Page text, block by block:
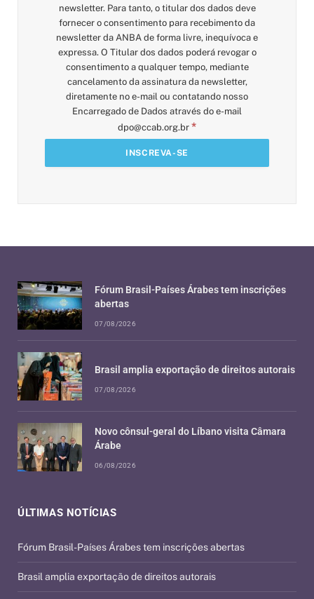
newsletter. Para tanto, o titular dos dados deve
fornecer o consentimento para recebimento da
newsletter da ANBA de forma livre, inequívoca e
expressa. O Titular dos dados poderá revogar o
consentimento a qualquer tempo, mediante
cancelamento da assinatura da newsletter,
diretamente no e-mail ou contatando nosso
Encarregado de Dados através do e-mail
dpo@ccab.org.br *
ÚLTIMAS NOTÍCIAS
Fórum Brasil-Países Árabes tem inscrições abertas
Brasil amplia exportação de direitos autorais
Fórum Brasil-Países Árabes tem inscrições
abertas
07/08/2026
Brasil amplia exportação de direitos autorais
07/08/2026
Novo cônsul-geral do Líbano visita Câmara
Árabe
06/08/2026